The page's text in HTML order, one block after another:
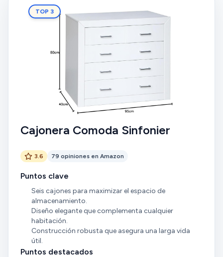
TOP 3
Cajonera Comoda Sinfonier
3.6 79 opiniones en Amazon
Puntos clave
Seis cajones para maximizar el espacio de
almacenamiento.
Diseño elegante que complementa cualquier
habitación.
Construcción robusta que asegura una larga vida
útil.
Puntos destacados